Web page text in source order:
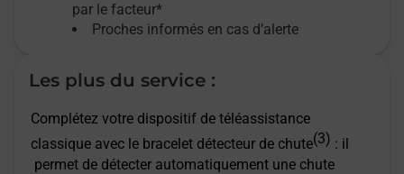
par le facteur*
Proches informés en cas d’alerte
Les plus du service :
Complétez votre dispositif de téléassistance
classique avec le bracelet détecteur de chute(3) : il
permet de détecter automatiquement une chute